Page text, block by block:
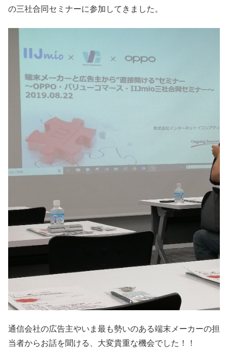
の三社合同セミナーに参加してきました。
通信会社の広告主やいま最も勢いのある端末メーカーの担
当者からお話を聞ける、大変貴重な機会でした！！